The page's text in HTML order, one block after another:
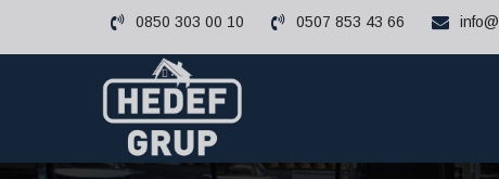
0850 303 00 10 0507 853 43 66